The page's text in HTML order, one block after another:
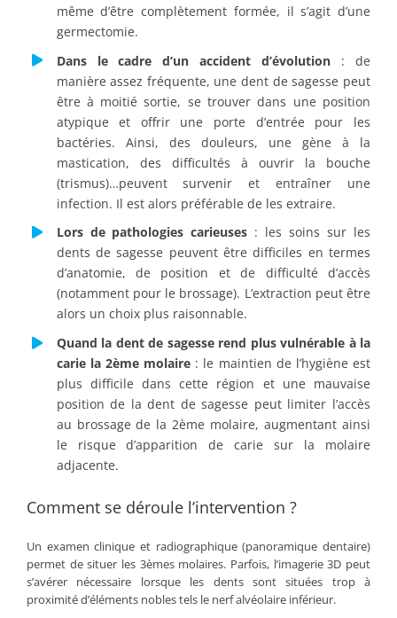
même d’être complètement formée, il s’agit d’une
germectomie.
Dans le cadre d’un accident d’évolution : de
manière assez fréquente, une dent de sagesse peut
être à moitié sortie, se trouver dans une position
atypique et offrir une porte d’entrée pour les
bactéries. Ainsi, des douleurs, une gène à la
mastication, des difficultés à ouvrir la bouche
(trismus)…peuvent survenir et entraîner une
infection. Il est alors préférable de les extraire.
Lors de pathologies carieuses : les soins sur les
dents de sagesse peuvent être difficiles en termes
d’anatomie, de position et de difficulté d’accès
(notamment pour le brossage). L’extraction peut être
alors un choix plus raisonnable.
Quand la dent de sagesse rend plus vulnérable à la
carie la 2ème molaire : le maintien de l’hygiène est
plus difficile dans cette région et une mauvaise
position de la dent de sagesse peut limiter l’accès
au brossage de la 2ème molaire, augmentant ainsi
le risque d’apparition de carie sur la molaire
adjacente.
Comment se déroule l’intervention ?
Un examen clinique et radiographique (panoramique dentaire)
permet de situer les 3èmes molaires. Parfois, l’imagerie 3D peut
s’avérer nécessaire lorsque les dents sont situées trop à
proximité d’éléments nobles tels le nerf alvéolaire inférieur.